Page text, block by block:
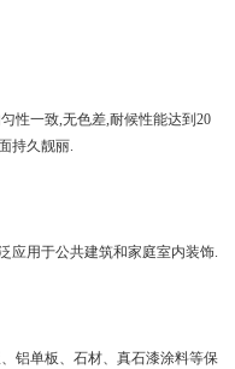
性一致,无色差,耐候性能达到20
持久靓丽.
应用于公共建筑和家庭室内装饰.
铝单板、石材、真石漆涂料等保